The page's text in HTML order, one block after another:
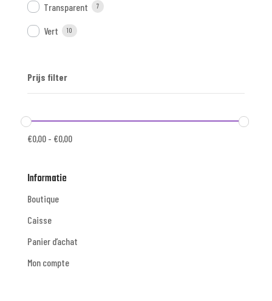
Transparent 7
Vert 10
Prijs filter
€0,00- €0,00
Informatie
Boutique
Caisse
Panier d’achat
Mon compte